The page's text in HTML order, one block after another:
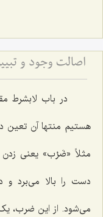
در باب لابشرط
هستیم منتها آن تعین
مثلاً «ضَرْب» یعنی
دست را بالا می‌برد
می‌شود. از این ضرب،